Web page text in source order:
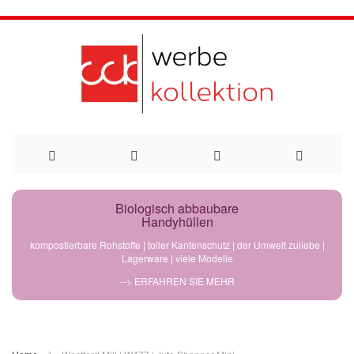
Direkt
Biologisch abbaubare
Handyhüllen
kompostierbare Rohstoffe | toller Kantenschutz | der Umwelt zuliebe |
Lagerware | viele Modelle
--> ERFAHREN SIE MEHR